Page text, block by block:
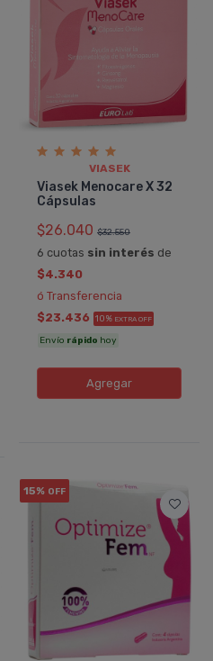
VIASEK
Viasek Menocare X 32
Cápsulas
$26.040 $32.550
6 cuotas sin interés de
$4.340
ó Transferencia
$23.436 10% EXTRA OFF
Envío rápido hoy
Agregar
15% OFF